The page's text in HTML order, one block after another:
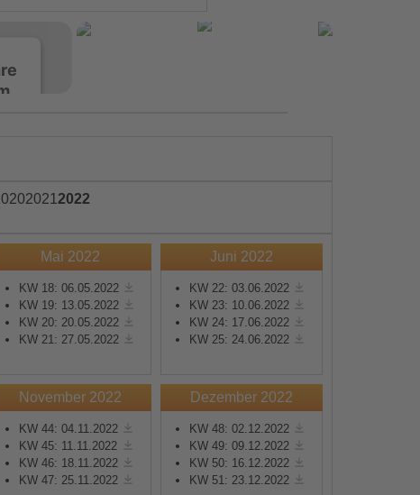
2021 2022
Mai 2022
KW 18: 06.05.2022
KW 19: 13.05.2022
KW 20: 20.05.2022
KW 21: 27.05.2022
Juni 2022
KW 22: 03.06.2022
KW 23: 10.06.2022
KW 24: 17.06.2022
KW 25: 24.06.2022
November 2022
KW 44: 04.11.2022
KW 45: 11.11.2022
KW 46: 18.11.2022
KW 47: 25.11.2022
Dezember 2022
KW 48: 02.12.2022
KW 49: 09.12.2022
KW 50: 16.12.2022
KW 51: 23.12.2022